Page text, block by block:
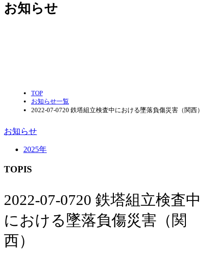
お知らせ
TOP
お知らせ一覧
2022-07-0720 鉄塔組立検査中における墜落負傷災害（関西）
お知らせ
2025年
TOPIS
2022-07-0720 鉄塔組立検査中
における墜落負傷災害（関
西）